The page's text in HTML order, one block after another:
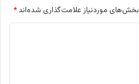
بخش‌های موردنیاز علامت‌گذاری شده‌اند *